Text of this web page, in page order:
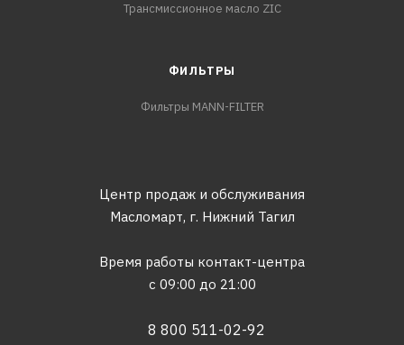
Трансмиссионное масло ZIC
ФИЛЬТРЫ
Фильтры MANN-FILTER
Центр продаж и обслуживания
Масломарт, г. Нижний Тагил
Время работы контакт-центра
с 09:00 до 21:00
8 800 511-02-92